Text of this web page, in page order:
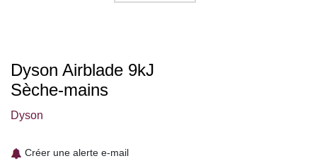
Dyson Airblade 9kJ
Sèche-mains
Dyson
Créer une alerte e-mail